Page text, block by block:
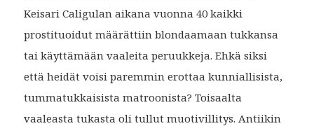
Keisari Caligulan aikana vuonna 40 kaikki
prostituoidut määrättiin blondaamaan tukkansa
tai käyttämään vaaleita peruukkeja. Ehkä siksi
että heidät voisi paremmin erottaa kunniallisista,
tummatukkaisista matroonista? Toisaalta
vaaleasta tukasta oli tullut muotivillitys. Antiikin